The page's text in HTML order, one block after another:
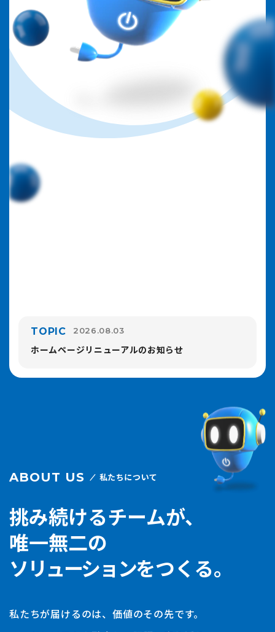
TOPIC 2026.08.03
ホームページリニューアルのお知らせ
ABOUT US 私たちについて
挑み続けるチームが、
唯一無二の
ソリューションをつくる。
私たちが届けるのは、価値のその先です。